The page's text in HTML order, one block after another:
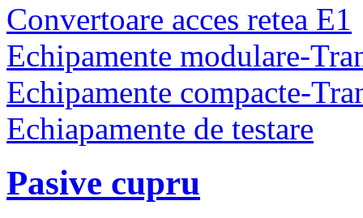
Convertoare acces retea E1
Echipamente modulare-
Echipamente compacte-
Echiapamente de testare
Pasive cupru